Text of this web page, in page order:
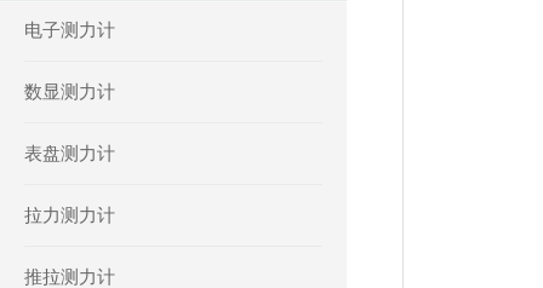
电子测力计
数显测力计
表盘测力计
拉力测力计
推拉测力计